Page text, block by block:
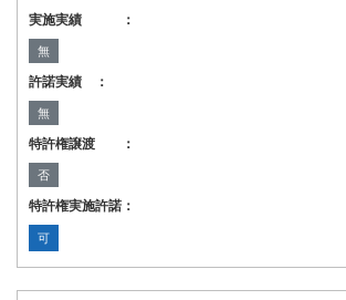
実施実績 ：
無
許諾実績 ：
無
特許権譲渡 ：
否
特許権実施許諾：
可